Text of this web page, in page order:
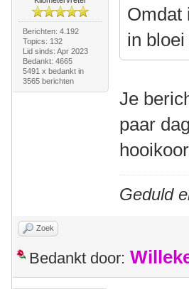
Berichten: 4.192
Topics: 132
Lid sinds: Apr 2023
Bedankt: 4665
5491 x bedankt in
3565 berichten
Omdat
in
Je
paar
Geduld
Zoek
Bedankt door: